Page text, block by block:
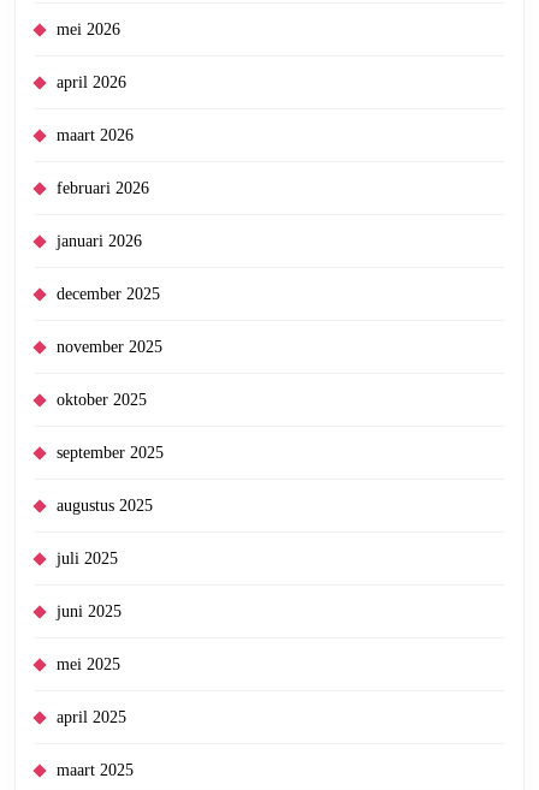
mei 2026
april 2026
maart 2026
februari 2026
januari 2026
december 2025
november 2025
oktober 2025
september 2025
augustus 2025
juli 2025
juni 2025
mei 2025
april 2025
maart 2025